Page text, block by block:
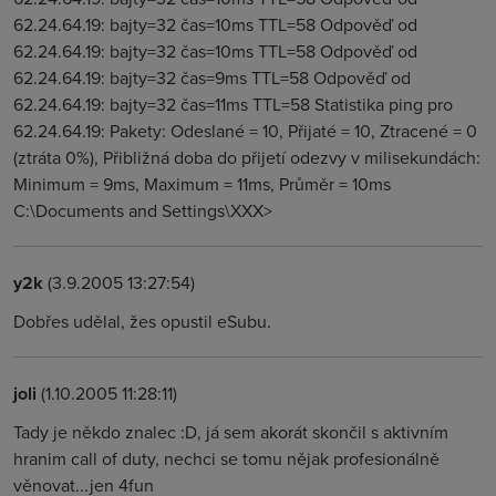
62.24.64.19: bajty=32 čas=10ms TTL=58 Odpověď od
62.24.64.19: bajty=32 čas=10ms TTL=58 Odpověď od
62.24.64.19: bajty=32 čas=9ms TTL=58 Odpověď od
62.24.64.19: bajty=32 čas=11ms TTL=58 Statistika ping pro
62.24.64.19: Pakety: Odeslané = 10, Přijaté = 10, Ztracené = 0
(ztráta 0%), Přibližná doba do přijetí odezvy v milisekundách:
Minimum = 9ms, Maximum = 11ms, Průměr = 10ms
C:\Documents and Settings\XXX>
y2k (3.9.2005 13:27:54)
Dobřes udělal, žes opustil eSubu.
joli (1.10.2005 11:28:11)
Tady je někdo znalec :D, já sem akorát skončil s aktivním
hranim call of duty, nechci se tomu nějak profesionálně
věnovat...jen 4fun